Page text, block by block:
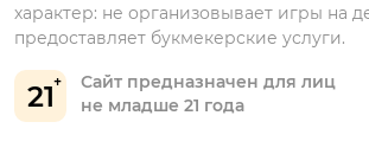
21
Сайт предназначен для лиц
не младше 21 года
характер: не организовывает игры на
предоставляет букмекерские услуги.